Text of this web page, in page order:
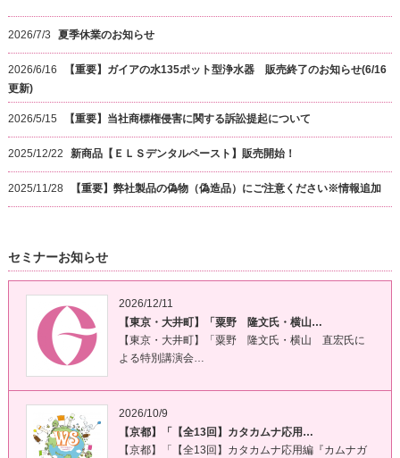
2026/7/3 夏季休業のお知らせ
2026/6/16
【重要】ガイアの水135ポット型浄水器 販売終了のお知らせ(6/16
更新)
2026/5/15 【重要】当社商標権侵害に関する訴訟提起について
2025/12/22 新商品【ＥＬＳデンタルペースト】販売開始！
2025/11/28 【重要】弊社製品の偽物（偽造品）にご注意ください※情報追加
セミナーお知らせ
2026/12/11
【東京・大井町】「粟野 隆文氏・横山…
【東京・大井町】「粟野 隆文氏・横山 直宏氏に
よる特別講演会…
2026/10/9
【京都】「【全13回】カタカムナ応用…
【京都】「【全13回】カタカムナ応用編『カムナガ